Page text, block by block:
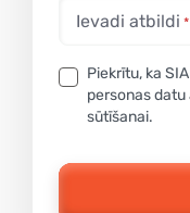
Ievadi atbildi
Piekrītu, ka
personas
sūtīšanai.